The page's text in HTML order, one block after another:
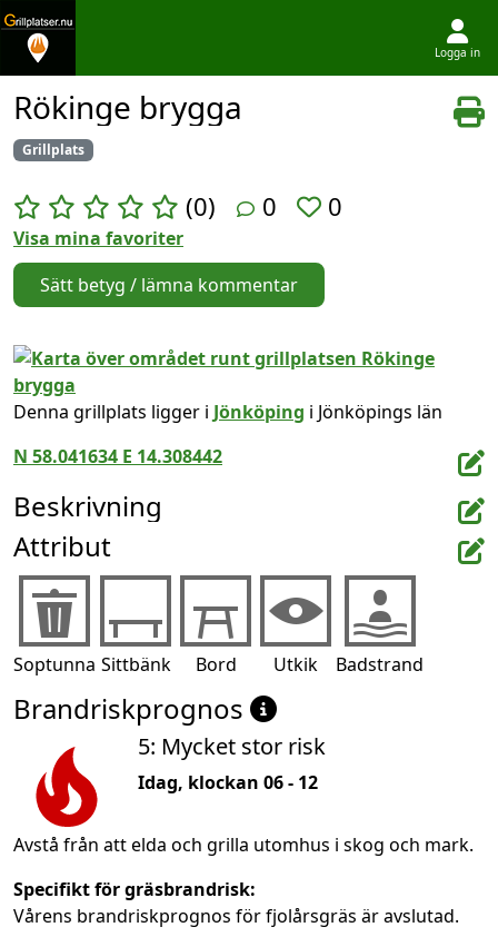
Logga in
Rökinge brygga
Grillplats
(0) 0 0
Visa mina favoriter
Sätt betyg / lämna kommentar
Denna grillplats ligger i Jönköping i Jönköpings län
N 58.041634 E 14.308442
Beskrivning
Attribut
Soptunna Sittbänk Bord Utkik Badstrand
Brandriskprognos
5: Mycket stor risk
Idag, klockan 06 - 12
Avstå från att elda och grilla utomhus i skog och mark.
Specifikt för gräsbrandrisk:
Vårens brandriskprognos för fjolårsgräs är avslutad.